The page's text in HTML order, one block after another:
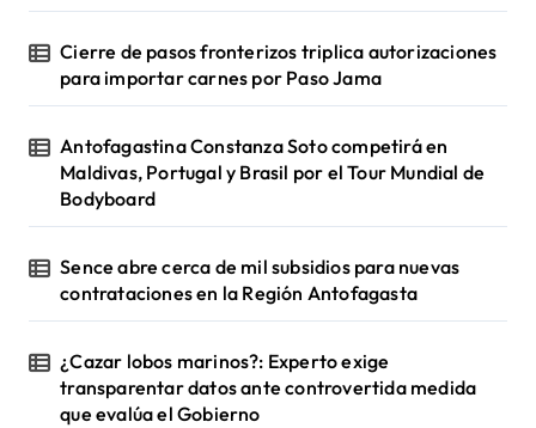
e
e
n
t
r
a
d
a
Cierre de pasos fronterizos triplica autorizaciones
para importar carnes por Paso Jama
Antofagastina Constanza Soto competirá en
Maldivas, Portugal y Brasil por el Tour Mundial de
Bodyboard
Sence abre cerca de mil subsidios para nuevas
contrataciones en la Región Antofagasta
¿Cazar lobos marinos?: Experto exige
transparentar datos ante controvertida medida
que evalúa el Gobierno